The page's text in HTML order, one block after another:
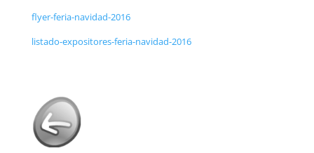
flyer-feria-navidad-2016
listado-expositores-feria-navidad-2016